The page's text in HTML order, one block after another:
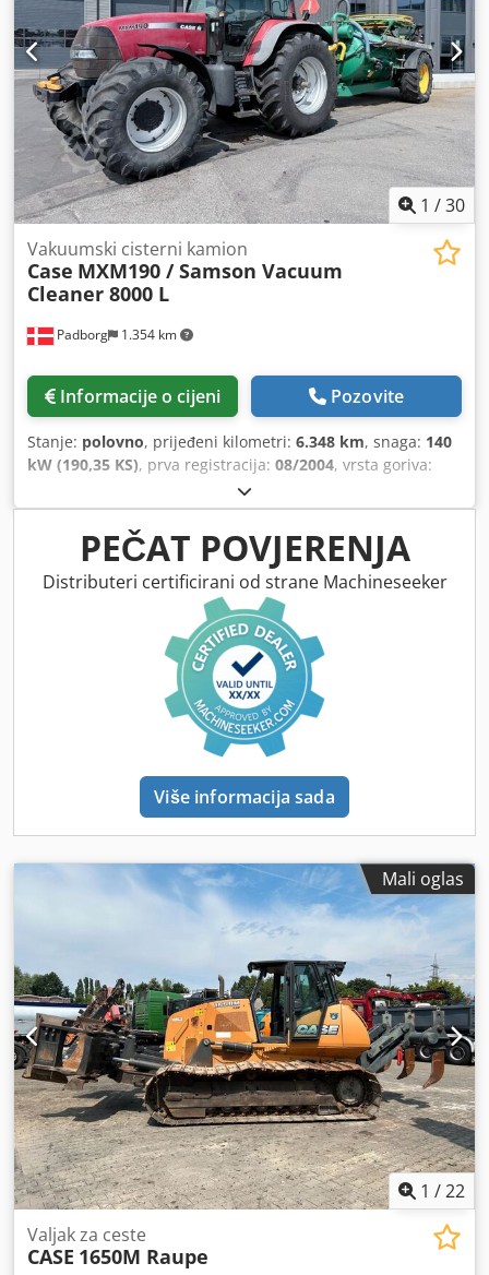
1 /30
Padborg 1.354 km
Vakuumski cisterni kamion
Case MXM190 / Samson Vacuum
Cleaner 8000 L
Informacije o cijeni Pozovite
Stanje: polovno, prijeđeni kilometri: 6.348 km, snaga: 140
kW (190,35 KS), prva registracija: 08/2004, vrsta goriva:
2004,
PEČAT POVJERENJA
Distributeri certificirani od strane Machineseeker
Više informacija sada
Mali oglas
1 /22
Valjak za ceste
CASE 1650M Raupe